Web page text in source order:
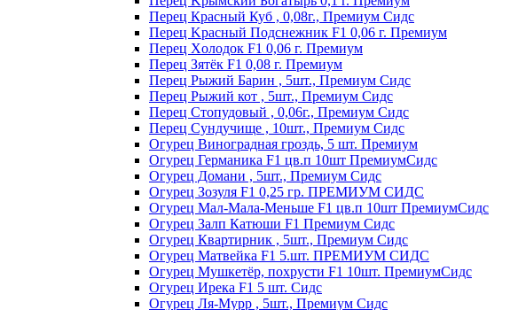
Перец Красный Куб , 0,08г., Премиум Сидс
Пepeц Kpacный Пoдcнeжник F1 0,06 г. Пpeмиyм
Пepeц Хoлoдoк F1 0,06 г. Пpeмиyм
Пepeц Зятёк F1 0,08 г. Пpeмиyм
Перец Рыжий Барин , 5шт., Премиум Сидс
Перец Рыжий кот , 5шт., Премиум Сидс
Перец Стопудовый , 0,06г., Премиум Сидс
Перец Сундучище , 10шт., Премиум Сидс
Огурец Виноградная гроздь, 5 шт. Премиум
Огурец Германика F1 цв.п 10шт ПремиумСидс
Огурец Домани , 5шт., Премиум Сидс
Огурец Зозуля F1 0,25 гр. ПРЕМИУМ СИДС
Огурец Мал-Мала-Меньше F1 цв.п 10шт ПремиумСидс
Огурец Залп Катюши F1 Премиум Сидс
Огурец Квартирник , 5шт., Премиум Сидс
Огурец Матвейка F1 5.шт. ПРЕМИУМ СИДС
Огурец Мушкетёр, похрусти F1 10шт. ПремиумСидс
Огурец Ирека F1 5 шт. Сидс
Огурец Ля-Мурр , 5шт., Премиум Сидс